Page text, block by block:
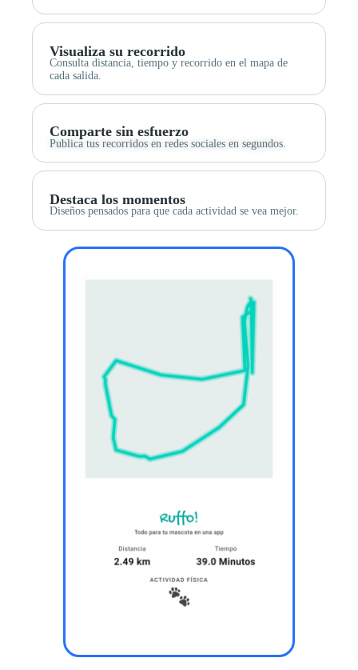
Visualiza su recorrido
Consulta distancia, tiempo y recorrido en el mapa de
cada salida.
Comparte sin esfuerzo
Publica tus recorridos en redes sociales en segundos.
Destaca los momentos
Diseños pensados para que cada actividad se vea mejor.